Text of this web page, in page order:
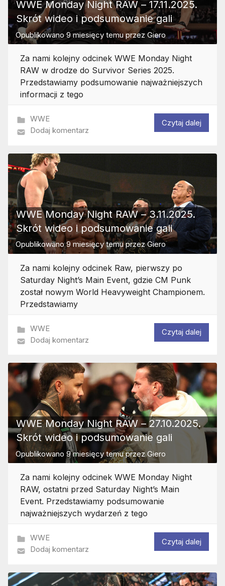
WWE Monday Night RAW – 17.11.2025.
Skrót wideo i podsumowanie gali
Opublikowano9 miesięcy temuprzezGiero
Za nami kolejny odcinek WWE Monday Night
RAW w drodze do Survivor Series 2025.
Przedstawiamy podsumowanie najważniejszych
informacji z tego
WWE
Dodaj komentarz
Czytaj dalej
WWE Monday Night RAW – 3.11.2025.
Skrót wideo i podsumowanie gali
Opublikowano9 miesięcy temuprzezGiero
Za nami kolejny odcinek Raw, pierwszy po
Saturday Night’s Main Event, gdzie CM Punk
został nowym World Heavyweight Championem.
Przedstawiamy
WWE
Dodaj komentarz
Czytaj dalej
WWE Monday Night RAW – 27.10.2025.
Skrót wideo i podsumowanie gali
Opublikowano 9 miesięcy temuprzezGiero
Za nami kolejny odcinek WWE Monday Night
RAW, ostatni przed Saturday Night’s Main
Event. Przedstawiamy podsumowanie
najważniejszych wydarzeń z tego
WWE
Dodaj komentarz
Czytaj dalej